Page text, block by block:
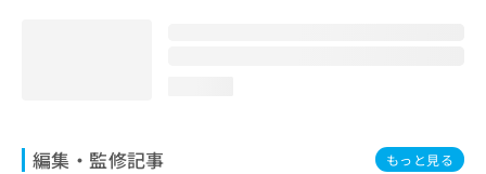
編集・監修記事 もっと見る